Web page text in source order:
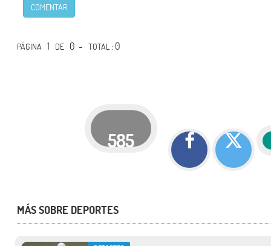
COMENTAR
PÁGINA 1 DE 0 -TOTAL: 0
585
MÁS SOBRE DEPORTES